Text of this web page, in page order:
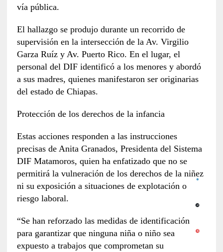
vía pública.
El hallazgo se produjo durante un recorrido de
supervisión en la intersección de la Av. Virgilio
Garza Ruíz y Av. Puerto Rico. En el lugar, el
personal del DIF identificó a los menores y abordó
a sus madres, quienes manifestaron ser originarias
del estado de Chiapas.
Protección de los derechos de la infancia
Estas acciones responden a las instrucciones
precisas de Anita Granados, Presidenta del Sistema
DIF Matamoros, quien ha enfatizado que no se
permitirá la vulneración de los derechos de la niñez
ni su exposición a situaciones de explotación o
riesgo laboral.
“Se han reforzado las medidas de identificación
para garantizar que ninguna niña o niño sea
expuesto a trabajos que comprometan su